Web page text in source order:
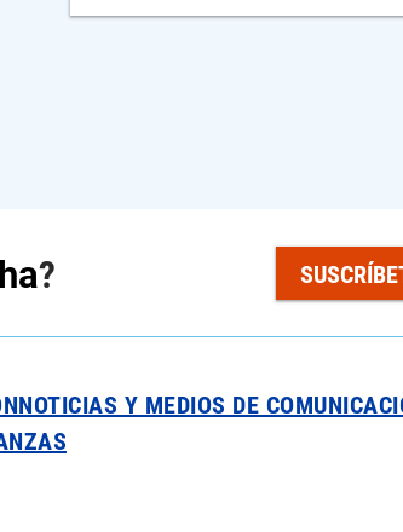
?
NOTICIAS Y MEDIOS DE